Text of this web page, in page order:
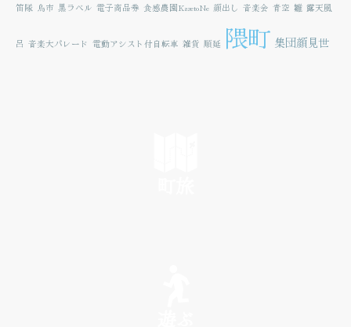
笛隊 鳥市 黒ラベル 電子商品券 食感農園KazetoNe 顔出し 音楽会 青空 雛 露天風
呂 音楽大パレード 電動アシスト付自転車 雑貨 順延 隈町 集団顔見世